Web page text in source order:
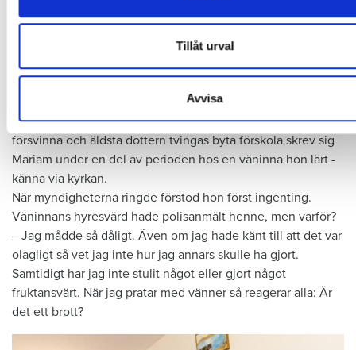
du har använt deras tjänster.
Tillåt urval
Avvisa
Under fyra månaderhösten 2019 var familjen hemlös och
beviljades då akut hjälp av socialtjänsten i Malmö, en vecka
i taget. De skickades mellan boenden i olika närliggande
kommuner, däribland Kävlinge. För att inte viktig post ­skulle
försvinna och äldsta dottern tvingas byta förskola skrev sig
Mariam under en del av perioden hos en väninna hon lärt ­
känna via kyrkan.
När myndigheterna ringde förstod hon först ingenting.
Väninnans hyresvärd hade polisanmält henne, men varför?
– Jag mådde så dåligt. Även om jag hade känt till att det var
olagligt så vet jag inte hur jag annars skulle ha gjort.
Samtidigt har jag inte stulit något eller gjort något
fruktansvärt. När jag ­pratar med vänner så reagerar alla: Är
det ett brott?